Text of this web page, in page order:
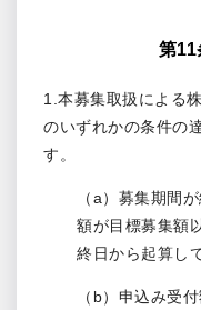
第11
1.本募集取扱による
のいずれかの条件の
す。
（a）募集期間
額が目標募集額
終日から起算し
（b）申込み受